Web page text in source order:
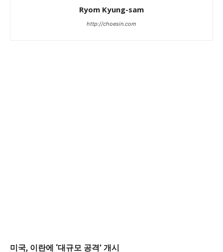
Ryom Kyung-sam
http://choesin.com
미국, 이란에 ‘대규모 공격’ 개시